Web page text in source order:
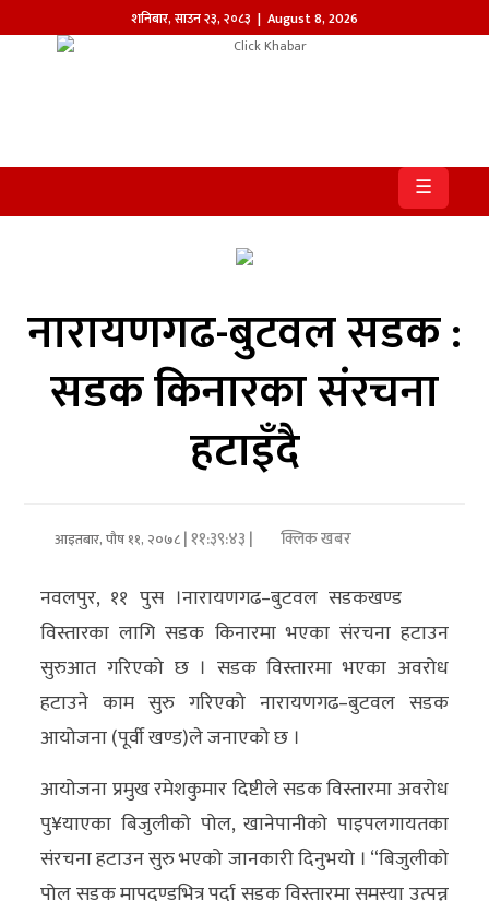
शनिबार,साउन२३,२०८३ | August 8, 2026
पत्रिका
सम्पादकीय
अर्थ/
मनाेरञ्जन
विज्ञान
प्रविधि
विचार/
ब्लग
☰
नारायणगढ-बुटवल सडक :
सडक किनारका संरचना
हटाइँदै
आइतबार, पौष ११, २०७८| ११:३९:४३ | क्लिक खबर
नवलपुर, ११ पुस ।नारायणगढ–बुटवल सडकखण्ड
विस्तारका लागि सडक किनारमा भएका संरचना हटाउन
सुरुआत गरिएको छ । सडक विस्तारमा भएका अवरोध
हटाउने काम सुरु गरिएको नारायणगढ–बुटवल सडक
आयोजना (पूर्वी खण्ड)ले जनाएको छ ।
आयोजना प्रमुख रमेशकुमार दिष्टीले सडक विस्तारमा अवरोध
पु¥याएका बिजुलीको पोल, खानेपानीको पाइपलगायतका
संरचना हटाउन सुरु भएको जानकारी दिनुभयो । “बिजुलीको
पोल सडक मापदण्डभित्र पर्दा सडक विस्तारमा समस्या उत्पन्न